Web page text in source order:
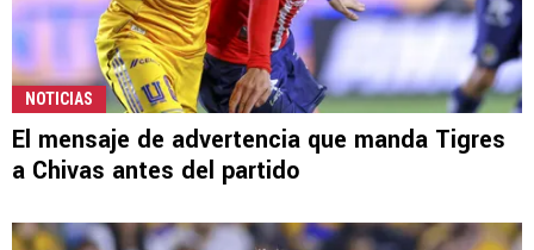
NOTICIAS
El mensaje de advertencia que manda Tigres
a Chivas antes del partido